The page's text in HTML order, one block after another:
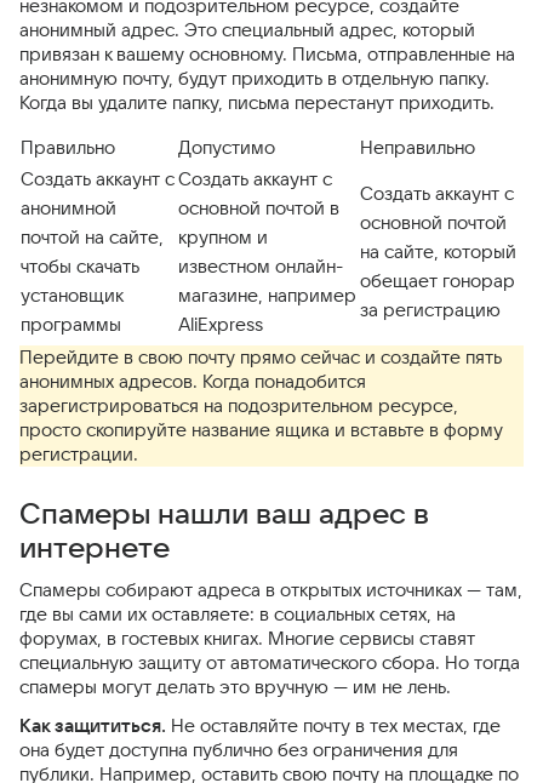
незнакомом и подозрительном ресурсе, создайте
анонимный адрес. Это специальный адрес, который
привязан к вашему основному. Письма, отправленные на
анонимную почту, будут приходить в отдельную папку.
Когда вы удалите папку, письма перестанут приходить.
Правильно
Допустимо
Неправильно
Создать аккаунт с
анонимной
почтой на сайте,
чтобы скачать
установщик
программы
Создать аккаунт с
основной почтой в
крупном и
известном онлайн-
магазине, например
AliExpress
Создать аккаунт с
основной почтой
на сайте, который
обещает гонорар
за регистрацию
Перейдите в свою почту прямо сейчас и создайте пять
анонимных адресов. Когда понадобится
зарегистрироваться на подозрительном ресурсе,
просто скопируйте название ящика и вставьте в форму
регистрации.
Спамеры нашли ваш адрес в
интернете
Спамеры собирают адреса в открытых источниках — там,
где вы сами их оставляете: в социальных сетях, на
форумах, в гостевых книгах. Многие сервисы ставят
специальную защиту от автоматического сбора. Но тогда
спамеры могут делать это вручную — им не лень.
Как защититься. Не оставляйте почту в тех местах, где
она будет доступна публично без ограничения для
публики. Например, оставить свою почту на площадке по